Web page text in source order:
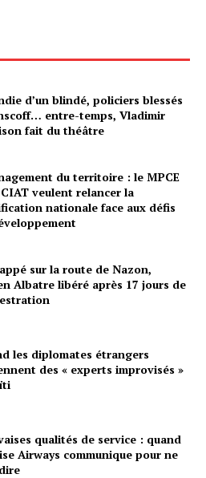
d’un blindé, policiers blessés
entre-temps, Vladimir
fait du théâtre
du territoire : le MPCE
veulent relancer la
nationale face aux défis
sur la route de Nazon,
Albatre libéré après 17 jours de
les diplomates étrangers
des « experts improvisés »
qualités de service : quand
Airways communique pour ne